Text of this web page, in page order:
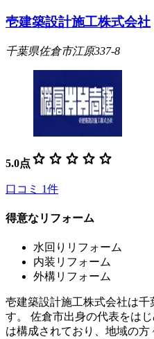
壱建築設計施工株式会社
千葉県佐倉市江原337-8
5.0点 star star star star star
口コミ 1件
得意なリフォーム
水回りリフォーム
内装リフォーム
外構リフォーム
壱建築設計施工株式会社は
す。 佐倉市出身の代表をは
は構成されており、地域の